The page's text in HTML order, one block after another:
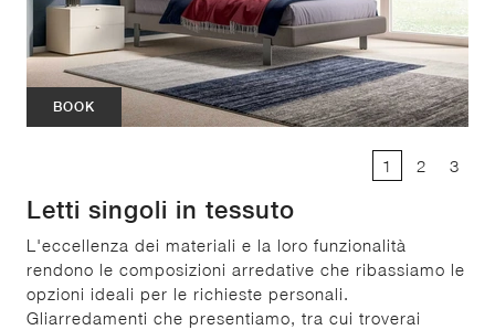
BOOK
1 2 3
Letti singoli in tessuto
L'eccellenza dei materiali e la loro funzionalità
rendono le composizioni arredative che ribassiamo le
opzioni ideali per le richieste personali.
Gliarredamenti che presentiamo, tra cui troverai